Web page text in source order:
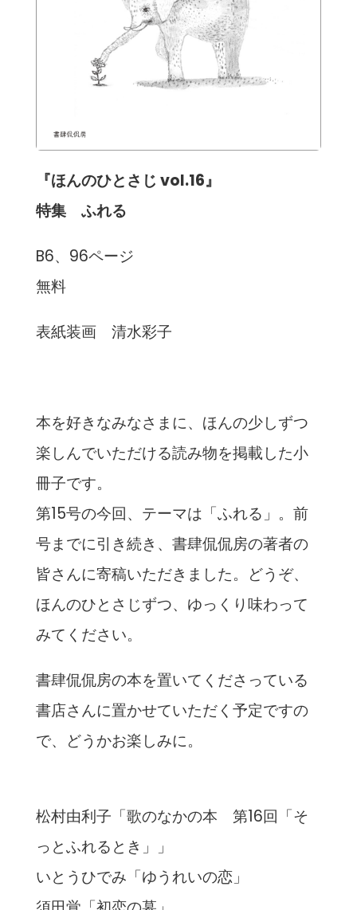
『ほんのひとさじ vol.16』
特集 ふれる
B6、96ページ
無料
表紙装画 清水彩子
本を好きなみなさまに、ほんの少しずつ
楽しんでいただける読み物を掲載した小
冊子です。
第15号の今回、テーマは「ふれる」。前
号までに引き続き、書肆侃侃房の著者の
皆さんに寄稿いただきました。どうぞ、
ほんのひとさじずつ、ゆっくり味わって
みてください。
書肆侃侃房の本を置いてくださっている
書店さんに置かせていただく予定ですの
で、どうかお楽しみに。
松村由利子「歌のなかの本 第16回「そ
っとふれるとき」」
いとうひでみ「ゆうれいの恋」